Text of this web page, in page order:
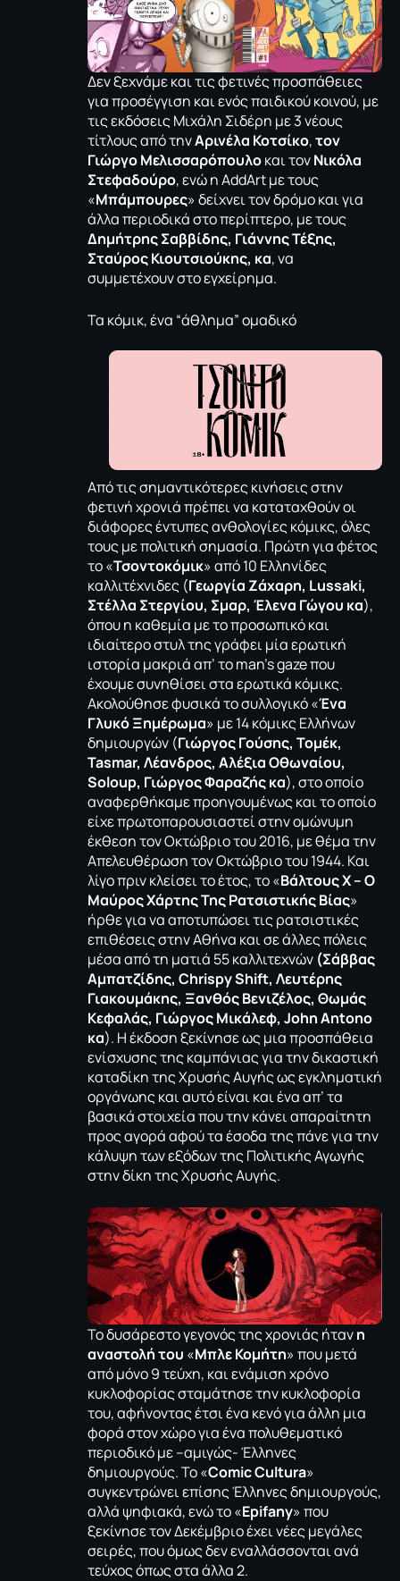
Δεν ξεχνάμε και τις φετινές προσπάθειες
για προσέγγιση και ενός παιδικού κοινού, με
τις εκδόσεις Μιχάλη Σιδέρη με 3 νέους
τίτλους από τηνΑρινέλα Κοτσίκο,τον
Γιώργο Μελισσαρόπουλοκαι τονΝικόλα
Στεφαδούρο, ενώ η AddArt με τους
«Μπάμπουρες» δείχνει τον δρόμο και για
άλλα περιοδικά στο περίπτερο, με τους
Δημήτρης Σαββίδης, Γιάννης Τέξης,
Σταύρος Κιουτσιούκης, κα, να
συμμετέχουν στο εγχείρημα.
Τα κόμικ, ένα “άθλημα” ομαδικό
Από τις σημαντικότερες κινήσεις στην
φετινή χρονιά πρέπει να καταταχθούν οι
διάφορες έντυπες ανθολογίες κόμικς, όλες
τους με πολιτική σημασία. Πρώτη για φέτος
το «Τσοντοκόμικ» από 10 Ελληνίδες
καλλιτέχνιδες (Γεωργία Ζάχαρη, Lussaki,
Στέλλα Στεργίου, Σμαρ, Έλενα Γώγου κα),
όπου η καθεμία με το προσωπικό και
ιδιαίτερο στυλ της γράφει μία ερωτική
ιστορία μακριά απ’ το man’s gaze που
έχουμε συνηθίσει στα ερωτικά κόμικς.
Ακολούθησε φυσικά το συλλογικό «Ένα
Γλυκό Ξημέρωμα» με 14 κόμικς Ελλήνων
δημιουργών (Γιώργος Γούσης, Τομέκ,
Tasmar, Λέανδρος, Αλέξια Οθωναίου,
Soloup, Γιώργος Φαραζής κα), στο οποίο
αναφερθήκαμε προηγουμένως και το οποίο
είχε πρωτοπαρουσιαστεί στην ομώνυμη
έκθεση τον Οκτώβριο του 2016, με θέμα την
Απελευθέρωση τον Οκτώβριο του 1944. Και
λίγο πριν κλείσει το έτος, το «Βάλτους Χ – Ο
Μαύρος Χάρτης Της Ρατσιστικής Βίας»
ήρθε για να αποτυπώσει τις ρατσιστικές
επιθέσεις στην Αθήνα και σε άλλες πόλεις
μέσα από τη ματιά 55 καλλιτεχνών (Σάββας
Αμπατζίδης, Chrispy Shift, Λευτέρης
Γιακουμάκης, Ξανθός Βενιζέλος, Θωμάς
Κεφαλάς, Γιώργος Μικάλεφ, John Antono
κα). Η έκδοση ξεκίνησε ως μια προσπάθεια
ενίσχυσης της καμπάνιας για την δικαστική
καταδίκη της Χρυσής Αυγής ως εγκληματική
οργάνωης και αυτό είναι και ένα απ’ τα
βασικά στοιχεία που την κάνει απαραίτητη
προς αγορά αφού τα έσοδα της πάνε για την
κάλυψη των εξόδων της Πολιτικής Αγωγής
στην δίκη της Χρυσής Αυγής.
Το δυσάρεστο γεγονός της χρονιάς ήτανη
αναστολή του «Μπλε Κομήτη»που μετά
από μόνο 9 τεύχη, και ενάμιση χρόνο
κυκλοφορίας σταμάτησε την κυκλοφορία
του, αφήνοντας έτσι ένα κενό για άλλη μια
φορά στον χώρο για ένα πολυθεματικό
περιοδικό με –αμιγώς- Έλληνες
δημιουργούς. Το«Comic Cultura»
συγκεντρώνει επίσης Έλληνες δημιουργούς,
αλλά ψηφιακά, ενώ το «Epifany» που
ξεκίνησε τον Δεκέμβριο έχει νέες μεγάλες
σειρές, που όμως δεν εναλλάσσονται ανά
τεύχος όπως στα άλλα 2.